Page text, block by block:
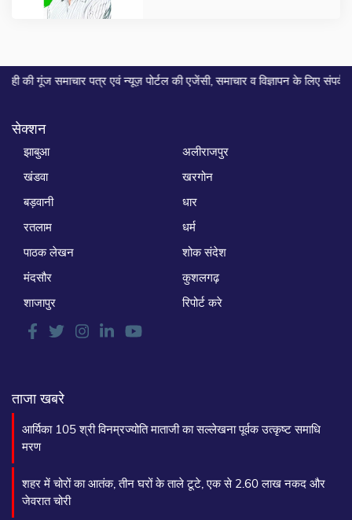
समाचार पत्र एवं न्यूज़ पोर्टल की एजेंसी, समाचार व विज्ञापन के लिए संपर्क करे...
सेक्शन
झाबुआ
अलीराजपुर
खंडवा
खरगोन
बड़वानी
धार
रतलाम
धर्म
पाठक लेखन
शोक संदेश
मंदसौर
कुशलगढ़
शाजापुर
रिपोर्ट करे
ताजा खबरे
आर्यिका 105 श्री विनम्रज्योति माताजी का सल्लेखना पूर्वक उत्कृष्ट समाधि
मरण
शहर में चोरों का आतंक, तीन घरों के ताले टूटे, एक से 2.60 लाख नकद और
जेवरात चोरी